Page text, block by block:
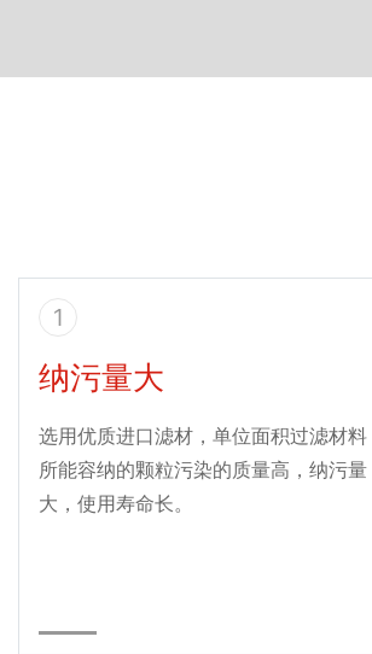
1
纳污量大
选用优质进口滤材，单位面积过滤材料
所能容纳的颗粒污染的质量高，纳污量
大，使用寿命长。